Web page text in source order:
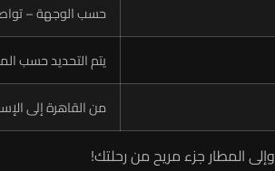
حسب الوجهة –
يتم التحديد حسب
من القاهرة إلى
المطار جزء مريح من رحلتك!